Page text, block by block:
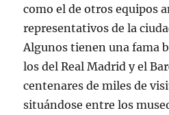
como el de otros equipos
representativos de la
Algunos tienen una fama
los del Real Madrid y el
centenares de miles de
situándose entre los